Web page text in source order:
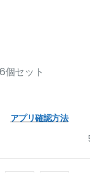
セット
アプリ確認方法